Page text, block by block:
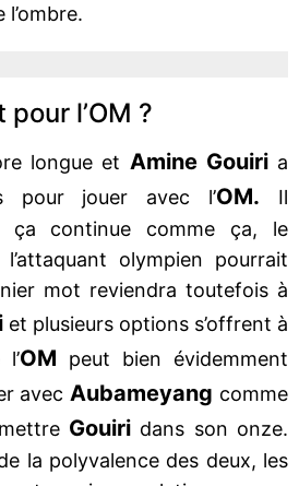
l’OM ?
longue et Amine Gouiria
pour jouer avec l’OM. Il
ça continue comme ça, le
olympien pourrait
mot reviendra toutefois à
et plusieurs options s’offrent à
OM peut bien évidemment
avec Aubameyang comme
Gouiri dans son onze.
la polyvalence des deux, les